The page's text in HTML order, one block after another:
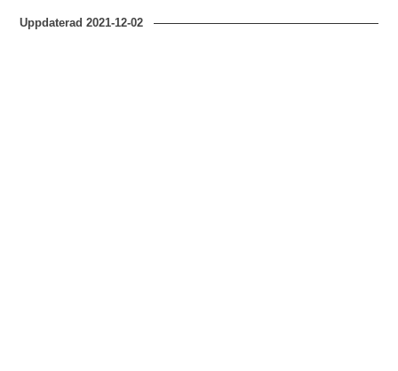
Uppdaterad2021-12-02